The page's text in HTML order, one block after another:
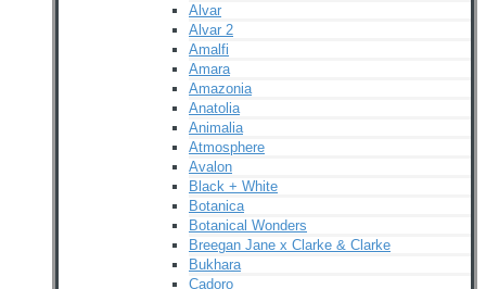
Alvar
Alvar 2
Amalfi
Amara
Amazonia
Anatolia
Animalia
Atmosphere
Avalon
Black + White
Botanica
Botanical Wonders
Breegan Jane x Clarke & Clarke
Bukhara
Cadoro